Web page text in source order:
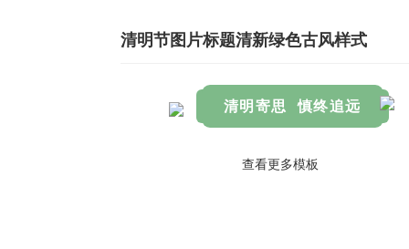
清明节图片标题清新绿色古风样式
清明寄思 慎终追远
查看更多模板